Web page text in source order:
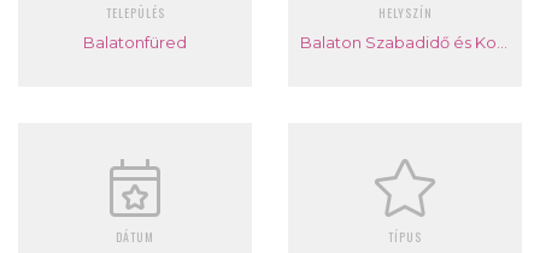
TELEPÜLÉS
Balatonfüred
HELYSZÍN
DÁTUM TÍPUS